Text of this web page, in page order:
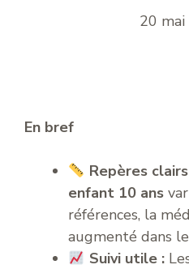
20
En bref
Repères
enfant 10 ans
références, la
augmenté dans
Suivi utile :